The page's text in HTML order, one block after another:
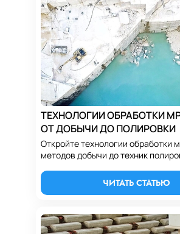
ТЕХНОЛОГИИ ОБРАБОТКИ
ОТ ДОБЫЧИ ДО ПОЛИРОВКИ
Откройте технологии обработки
методов добычи до техник
изысканные поверхности и
ЧИТАТЬ СТАТЬЮ